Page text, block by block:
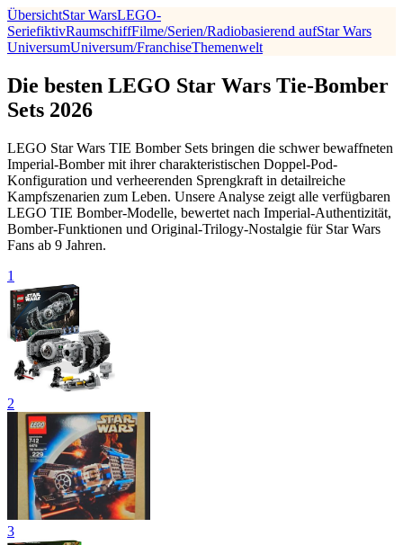
ÜbersichtStar WarsLEGO-
SeriefiktivRaumschiffFilme/Serien/Radiobasierend aufStar Wars
UniversumUniversum/FranchiseThemenwelt
Die besten LEGO Star Wars Tie-Bomber
Sets 2026
LEGO Star Wars TIE Bomber Sets bringen die schwer bewaffneten
Imperial-Bomber mit ihrer charakteristischen Doppel-Pod-
Konfiguration und verheerenden Sprengkraft in detailreiche
Kampfszenarien zum Leben. Unsere Analyse zeigt alle verfügbaren
LEGO TIE Bomber-Modelle, bewertet nach Imperial-Authentizität,
Bomber-Funktionen und Original-Trilogy-Nostalgie für Star Wars
Fans ab 9 Jahren.
1
2
3